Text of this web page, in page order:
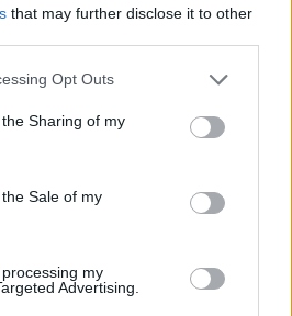
that may further disclose it to other
Opt Outs
Sharing of my
Sale of my
my
Advertising.
počitnice z ustvarjalci Studia
Balaševića
dogodki →